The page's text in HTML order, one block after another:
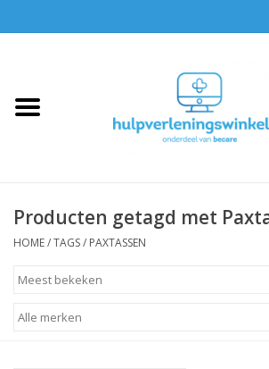
EHBO
Pax tassen
Producten getagd met
HOME/TAGS/ PAXTASSEN